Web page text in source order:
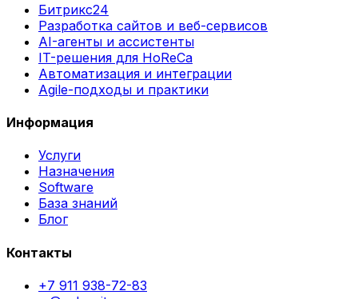
Битрикс24
Разработка сайтов и веб-сервисов
AI-агенты и ассистенты
IT-решения для HoReCa
Автоматизация и интеграции
Agile-подходы и практики
Информация
Услуги
Назначения
Software
База знаний
Блог
Контакты
+7 911 938-72-83